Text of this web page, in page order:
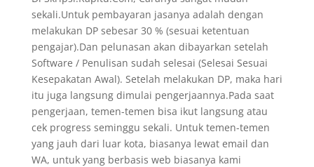
sekali.Untuk pembayaran jasanya adalah dengan
melakukan DP sebesar 30 % (sesuai ketentuan
pengajar).Dan pelunasan akan dibayarkan setelah
Software / Penulisan sudah selesai (Selesai Sesuai
Kesepakatan Awal). Setelah melakukan DP, maka hari
itu juga langsung dimulai pengerjaannya.Pada saat
pengerjaan, temen-temen bisa ikut langsung atau
cek progress seminggu sekali. Untuk temen-temen
yang jauh dari luar kota, biasanya lewat email dan
WA, untuk yang berbasis web biasanya kami